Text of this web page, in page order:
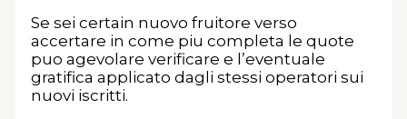
Se sei certain nuovo fruitore verso
accertare in come piu completa le quote
puo agevolare verificare e l’eventuale
gratifica applicato dagli stessi operatori sui
nuovi iscritti.